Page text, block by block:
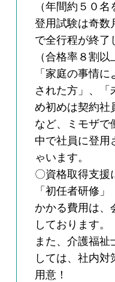
（年間約５０名
登用試験は奇数
で全行程が終了
（合格率８割以
「家庭の事情
された方」、「
め初めは契約社
など、ミモザで
中で社員に登用
ゃいます。
〇資格取得支援
「初任者研修
かかる費用は、
しております。
また、介護福祉
しては、社内対
用意！